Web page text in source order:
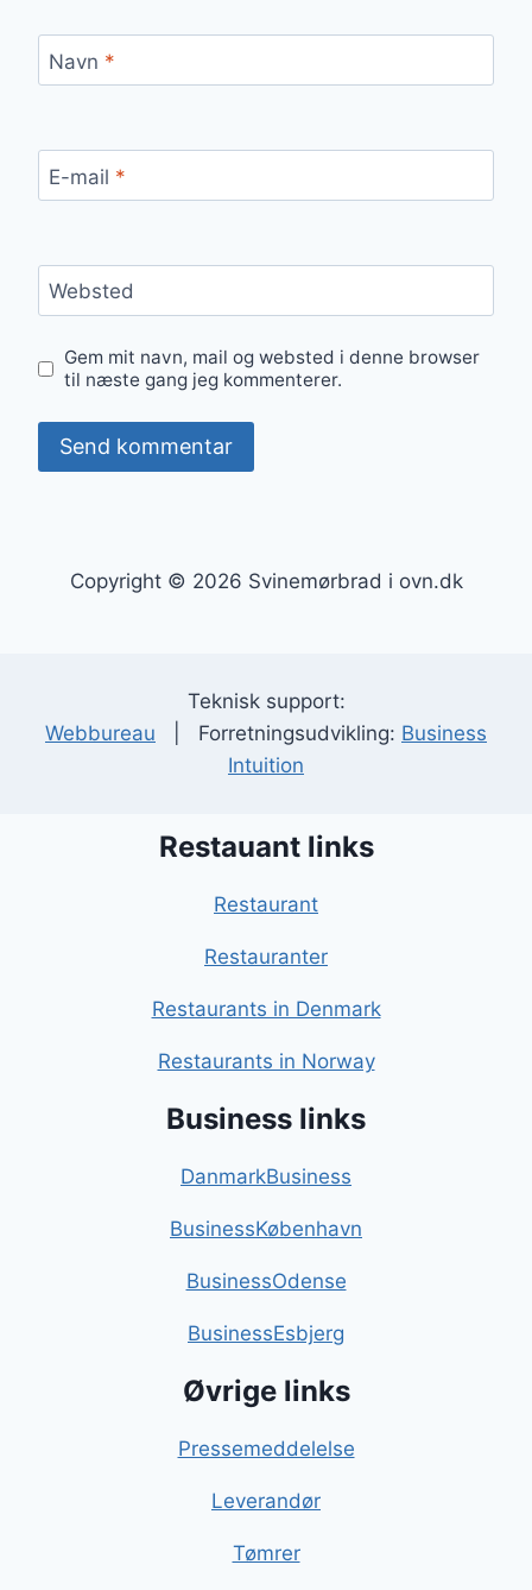
Navn *
E-mail *
Websted
Gem mit navn, mail og websted i denne browser
til næste gang jeg kommenterer.
Copyright © 2026 Svinemørbrad i ovn.dk
Teknisk support:
Webbureau | Forretningsudvikling: Business
Intuition
Restauant links
Restaurant
Restauranter
Restaurants in Denmark
Restaurants in Norway
Business links
DanmarkBusiness
BusinessKøbenhavn
BusinessOdense
BusinessEsbjerg
Øvrige links
Pressemeddelelse
Leverandør
Tømrer